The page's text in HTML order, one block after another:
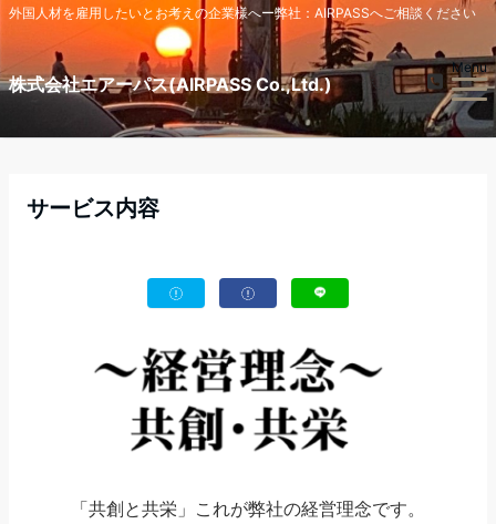
外国人材を雇用したいとお考えの企業様へー弊社：AIRPASSへご相談ください
株式会社エアーパス(AIRPASS Co.,Ltd.)
Menu
サービス内容
「共創と共栄」これが弊社の経営理念です。